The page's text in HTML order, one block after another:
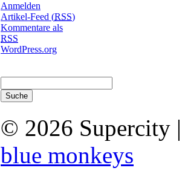
Anmelden
Artikel-Feed (RSS)
Kommentare als
RSS
WordPress.org
© 2026 Supercity
blue monkeys